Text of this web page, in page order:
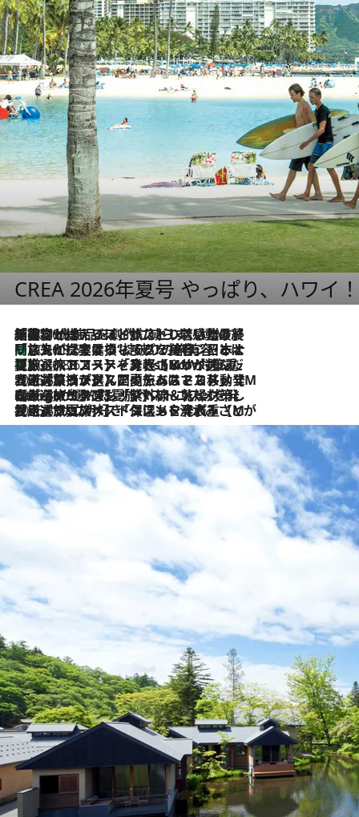
CREA 2026年夏号 やっぱり、ハワイ
2026.8.6
「荷物が増えるほど旅ストレスは増す」美容ジャーナリストがたどり着いた最終結論。“化粧品を劇的に減らす”感動の凝縮美容とは
2026.8.6
「旅先には金髪ウィッグを持参」日本と同じメイクでは損してる!? 美容ジャーナリストが提案する“掟破りの旅美容”とは
2026.8.6
【厳選旅コスメ】「身軽さ＆UV対策重視！」ヘアアーティストshucoが選んだ夏旅ベストコスメを発表【Mサイズジップ】
2026.8.5
【厳選旅コスメ】国内をあちこち移動する河井菜摘が選んだ夏旅ベストコスメ発表！「リラックスアイテムはマスト」【Mサイズジップ】
2026.8.4
【厳選旅コスメ】「紫外線＆乾燥対策しながらメイク感も！」ヘア＆メイクGeorgeが選んだ夏旅ベストコスメを発表！【Mサイズジップ】
2026.8.3
【厳選旅コスメ】「保湿もタイパ重視！」“サウナ好き”タレント清水みさとが愛用する夏旅ベストコスメを発表！【Mサイズジップ】